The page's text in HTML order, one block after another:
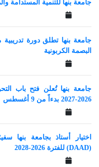
جامعة بنها للتنمية المستدامة
جامعة بنها تطلق دورة
البصمة الكربونية
جامعة بنها تُعلن فتح باب
2026-2027 بدءاً من 9 أغسطس
اختيار أستاذ بجامعة بنها
(DAAD) للفترة 2026-2028